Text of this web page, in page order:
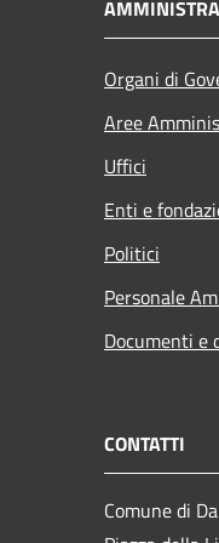
Organi di
Aree
Uffici
Enti e
Politici
Personale
Documenti e
CONTATTI
Comune di